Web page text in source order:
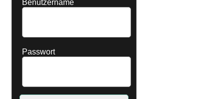
Benutzername
Passwort